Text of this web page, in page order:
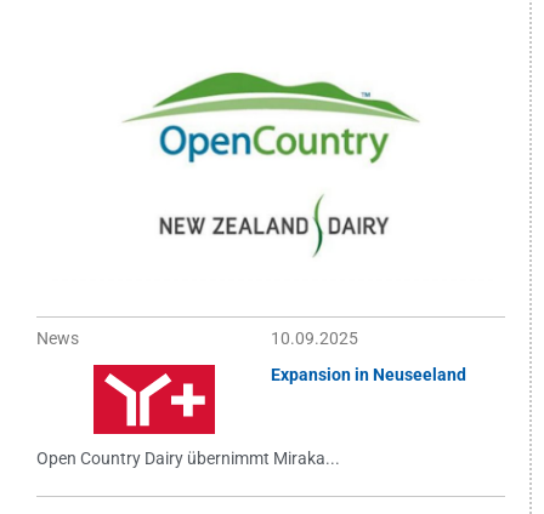
News
10.09.2025
Expansion in Neuseeland
Open Country Dairy übernimmt Miraka...